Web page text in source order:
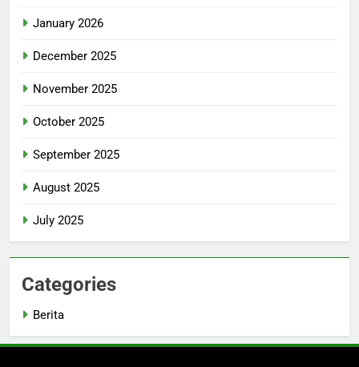
January 2026
December 2025
November 2025
October 2025
September 2025
August 2025
July 2025
Categories
Berita